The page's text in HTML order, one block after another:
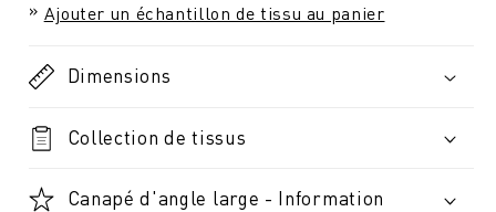
Ajouter un échantillon de tissu au panier
Dimensions
Collection de tissus
Canapé d'angle large - Information